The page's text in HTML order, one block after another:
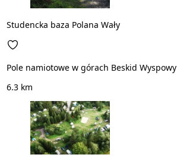
Studencka baza Polana Wały
Pole namiotowe w górach Beskid Wyspowy
6.3 km